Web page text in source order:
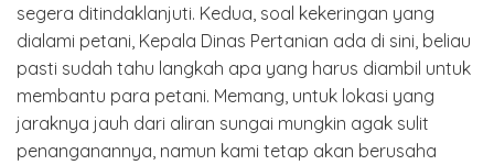
segera ditindaklanjuti. Kedua, soal kekeringan yang
dialami petani, Kepala Dinas Pertanian ada di sini, beliau
pasti sudah tahu langkah apa yang harus diambil untuk
membantu para petani. Memang, untuk lokasi yang
jaraknya jauh dari aliran sungai mungkin agak sulit
penanganannya, namun kami tetap akan berusaha